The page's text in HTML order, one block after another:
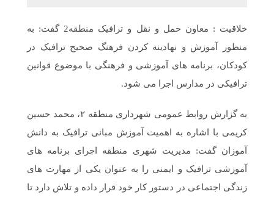
خلاقیت : معاون حمل و نقل و ترافیک منطقه2 گفت: به
منظور آموزش و نهادینه کردن فرهنگ صحیح ترافیک در
کودکان، برنامه های آموزشی و فرهنگی با موضوع قوانین
ترافیکی در مدارس اجرا می شود.
به گزارش روابط عمومی شهرداری منطقه ۲، محمد حسین
کریمی با اشاره به اهمیت آموزش مبانی ترافیک به دانش
آموزان گفت: مدیریت شهری منطقه اجرای برنامه های
آموزشی ترافیک و ایمنی را به عنوان یکی از مهارت های
زندگی اجتماعی در دستور کار خود قرار داده و تلاش دارد تا